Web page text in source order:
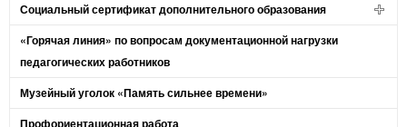
Социальный сертификат дополнительного образования
«Горячая линия» по вопросам документационной нагрузки
педагогических работников
Музейный уголок «Память сильнее времени»
Профориентационная работа